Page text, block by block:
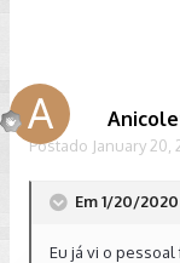
Postado January 20,
Em 1/20/
Eu já vi o pessoal